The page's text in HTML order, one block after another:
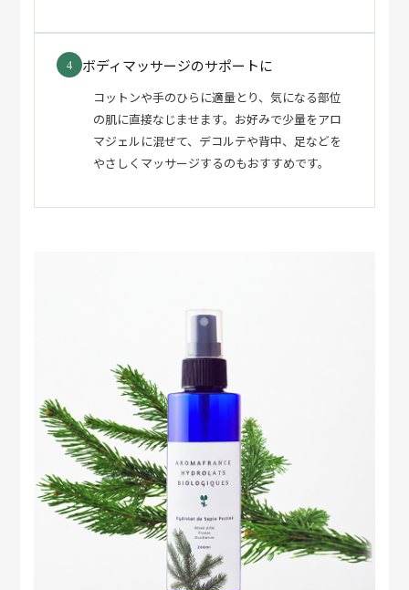
4 ボディマッサージのサポートに
コットンや手のひらに適量とり、気になる部位
の肌に直接なじませます。お好みで少量をアロ
マジェルに混ぜて、デコルテや背中、足などを
やさしくマッサージするのもおすすめです。